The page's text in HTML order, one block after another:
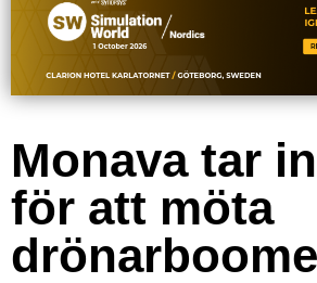
Monava tar
för att möta